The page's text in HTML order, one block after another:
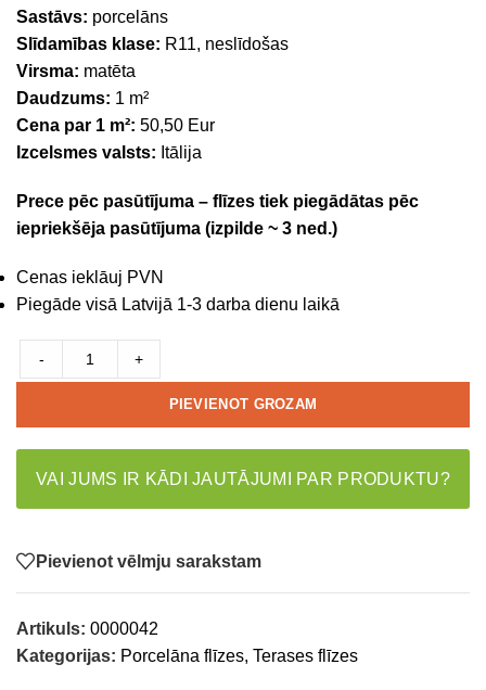
Sastāvs: porcelāns
Slīdamības klase: R11, neslīdošas
Virsma: matēta
Daudzums: 1 m²
Cena par 1 m²: 50,50 Eur
Izcelsmes valsts: Itālija
Prece pēc pasūtījuma – flīzes tiek piegādātas pēc
iepriekšēja pasūtījuma (izpilde ~ 3 ned.)
Cenas ieklāuj PVN
Piegāde visā Latvijā 1-3 darba dienu laikā
- +
PIEVIENOT GROZAM
VAI JUMS IR KĀDI JAUTĀJUMI PAR PRODUKTU?
Pievienot vēlmju sarakstam
Artikuls: 0000042
Kategorijas: Porcelāna flīzes, Terases flīzes